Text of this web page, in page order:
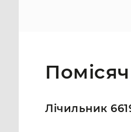
Лічильник